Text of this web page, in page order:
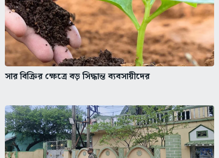
সার বিক্রির ক্ষেত্রে বড় সিদ্ধান্ত ব্যবসায়ীদের